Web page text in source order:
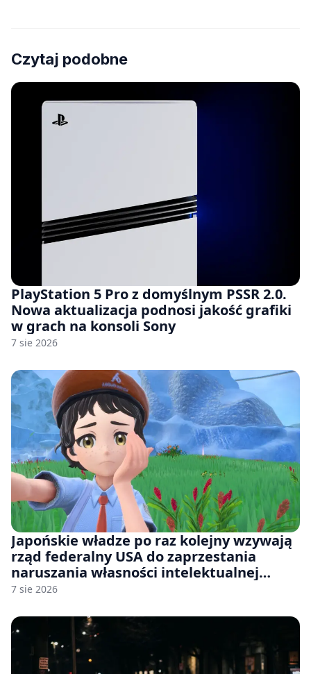
Czytaj podobne
PlayStation 5 Pro z domyślnym PSSR 2.0.
Nowa aktualizacja podnosi jakość grafiki
w grach na konsoli Sony
7 sie 2026
Japońskie władze po raz kolejny wzywają
rząd federalny USA do zaprzestania
naruszania własności intelektualnej
japońskich gier i anime
7 sie 2026